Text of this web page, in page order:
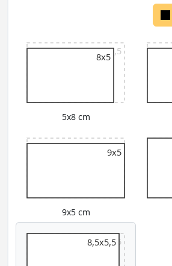
9x5,5
8x5
5x8 cm
9x5,5
9x5
9x5 cm
9x5,5
8,5x5,5